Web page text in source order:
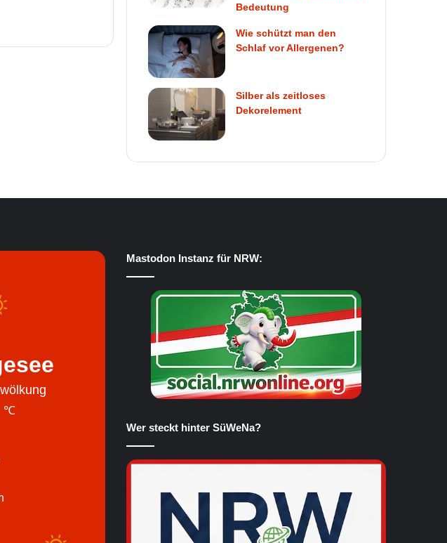
Bedeutung
Wie schützt man den
Schlaf vor Allergenen?
Silber als zeitloses
Dekorelement
℃
Mastodon Instanz für NRW:
Wer steckt hinter SüWeNa?